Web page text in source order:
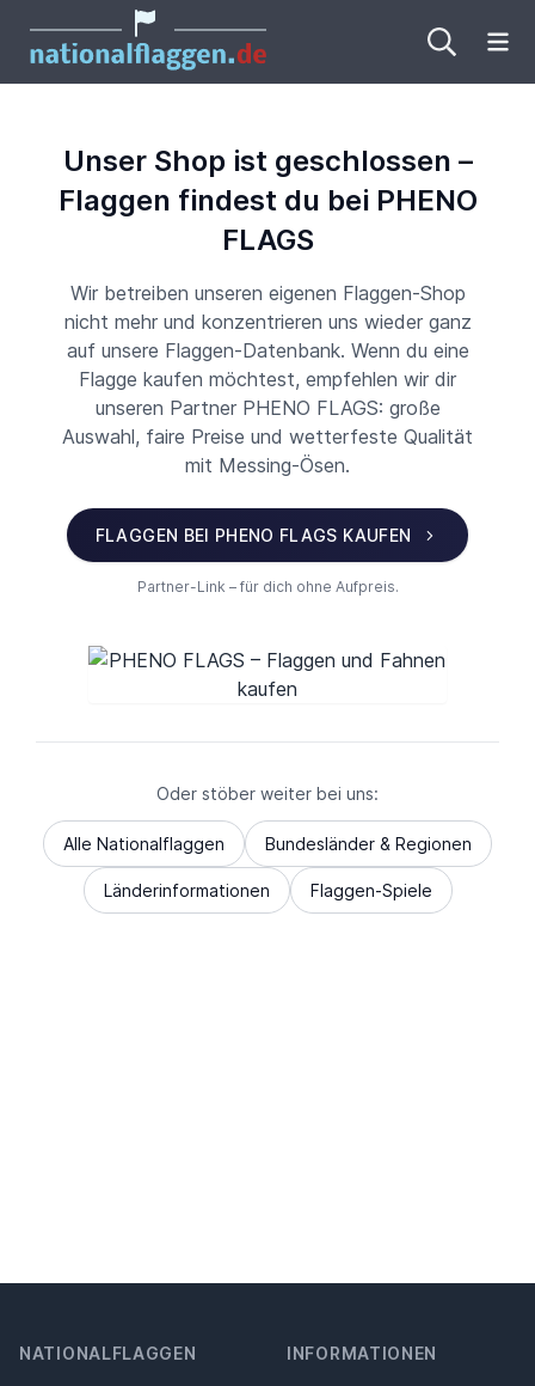
Unser Shop ist geschlossen –
Flaggen findest du bei PHENO
FLAGS
Wir betreiben unseren eigenen Flaggen-Shop
nicht mehr und konzentrieren uns wieder ganz
auf unsere Flaggen-Datenbank. Wenn du eine
Flagge kaufen möchtest, empfehlen wir dir
unseren Partner PHENO FLAGS: große
Auswahl, faire Preise und wetterfeste Qualität
mit Messing-Ösen.
FLAGGEN BEI PHENO FLAGS KAUFEN
Partner-Link – für dich ohne Aufpreis.
Oder stöber weiter bei uns:
Alle Nationalflaggen Bundesländer & Regionen
Länderinformationen Flaggen-Spiele
NATIONALFLAGGEN INFORMATIONEN